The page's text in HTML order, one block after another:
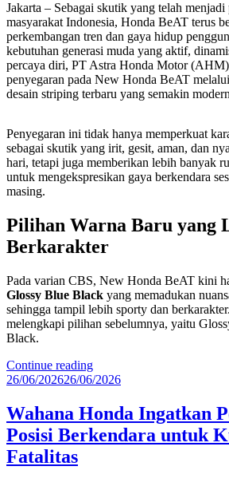
Day
di
Sirkuit
Mandalika”
Jakarta – Sebagai skutik yang telah
masyarakat Indonesia, Honda BeAT terus
perkembangan tren dan gaya hidup
kebutuhan generasi muda yang aktif,
percaya diri, PT Astra Honda Motor
penyegaran pada New Honda BeAT
desain striping terbaru yang semakin
Penyegaran ini tidak hanya memperkuat
sebagai skutik yang irit, gesit, aman, dan
hari, tetapi juga memberikan lebih banyak
untuk mengekspresikan gaya berkendara
masing.
Pilihan Warna Baru yang
Berkarakter
Pada varian CBS, New Honda BeAT kini
Glossy Blue Black yang memadukan
sehingga tampil lebih sporty dan
melengkapi pilihan sebelumnya, yaitu
Black.
Continue reading“New
Honda
Tampil
Makin
Segar,
Posted
26/06/202626/06/2026
Wahana Honda Ingatkan
Posisi Berkendara untuk
Fatalitas